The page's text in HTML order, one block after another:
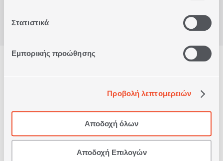
Στατιστικά
Εμπορικής προώθησης
Προβολή λεπτομερειών
Αποδοχή όλων
Αποδοχή Επιλογών
Άνω των 79€
Άμεση